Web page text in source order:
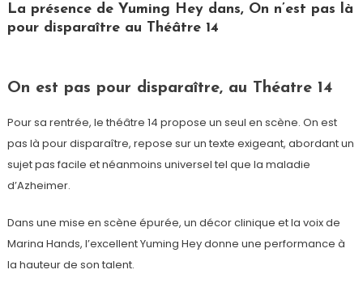
La présence de Yuming Hey dans, On n’est pas là
pour disparaître au Théâtre 14
On est pas pour disparaître, au Théatre 14
Pour sa rentrée, le théâtre 14 propose un seul en scène. On est
pas là pour disparaître, repose sur un texte exigeant, abordant un
sujet pas facile et néanmoins universel tel que la maladie
d’Azheimer.
Dans une mise en scène épurée, un décor clinique et la voix de
Marina Hands, l’excellent Yuming Hey donne une performance à
la hauteur de son talent.